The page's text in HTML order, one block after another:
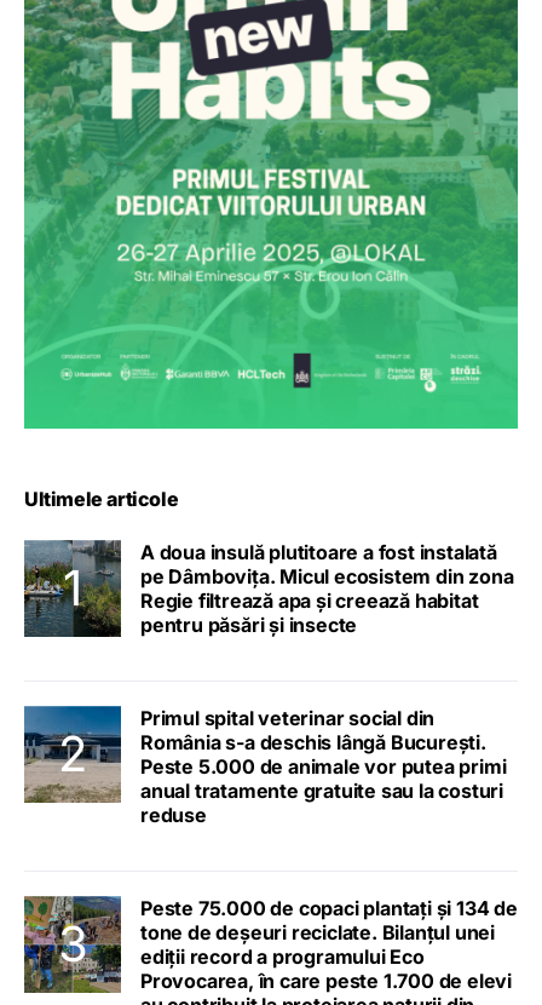
Ultimele articole
A doua insulă plutitoare a fost instalată
pe Dâmbovița. Micul ecosistem din zona
Regie filtrează apa și creează habitat
pentru păsări și insecte
Primul spital veterinar social din
România s-a deschis lângă București.
Peste 5.000 de animale vor putea primi
anual tratamente gratuite sau la costuri
reduse
Peste 75.000 de copaci plantați și 134 de
tone de deșeuri reciclate. Bilanțul unei
ediții record a programului Eco
Provocarea, în care peste 1.700 de elevi